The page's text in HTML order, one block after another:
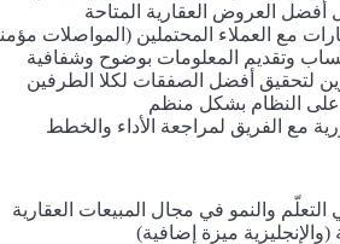
أفضل العروض العقارية المتاحة
مع العملاء المحتملين (المواصلات
وتقديم المعلومات بوضوح وشفافية
لتحقيق أفضل الصفقات لكلا الطرفين
النظام بشكل منظم
مع الفريق لمراجعة الأداء والخطط
والنمو في مجال المبيعات العقارية
ميزة إضافية)